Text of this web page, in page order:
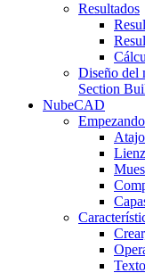
Resultados
Diseño del
Section
NubeCAD
Empezando